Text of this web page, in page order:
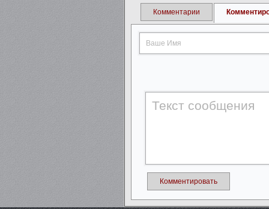
Комментарии
Комментировать